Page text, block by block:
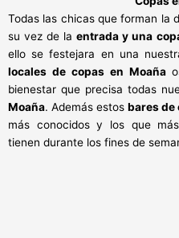
Todas las chicas que forman la
su vez de laentrada y una
ello se festejara en una
locales de copas en Moaña
bienestar que precisa todas
Moaña. Además estos bares de
más conocidos y los que
tienen durante los fines de